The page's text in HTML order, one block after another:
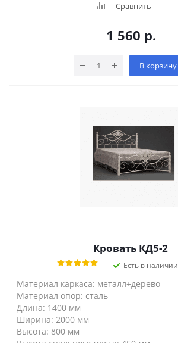
Сравнить
1 560 р.
В корзину
Кровать КД5-2
Есть в наличии
Материал каркаса: металл+дерево
Материал опор: сталь
Длина: 1400 мм
Ширина: 2000 мм
Высота: 800 мм